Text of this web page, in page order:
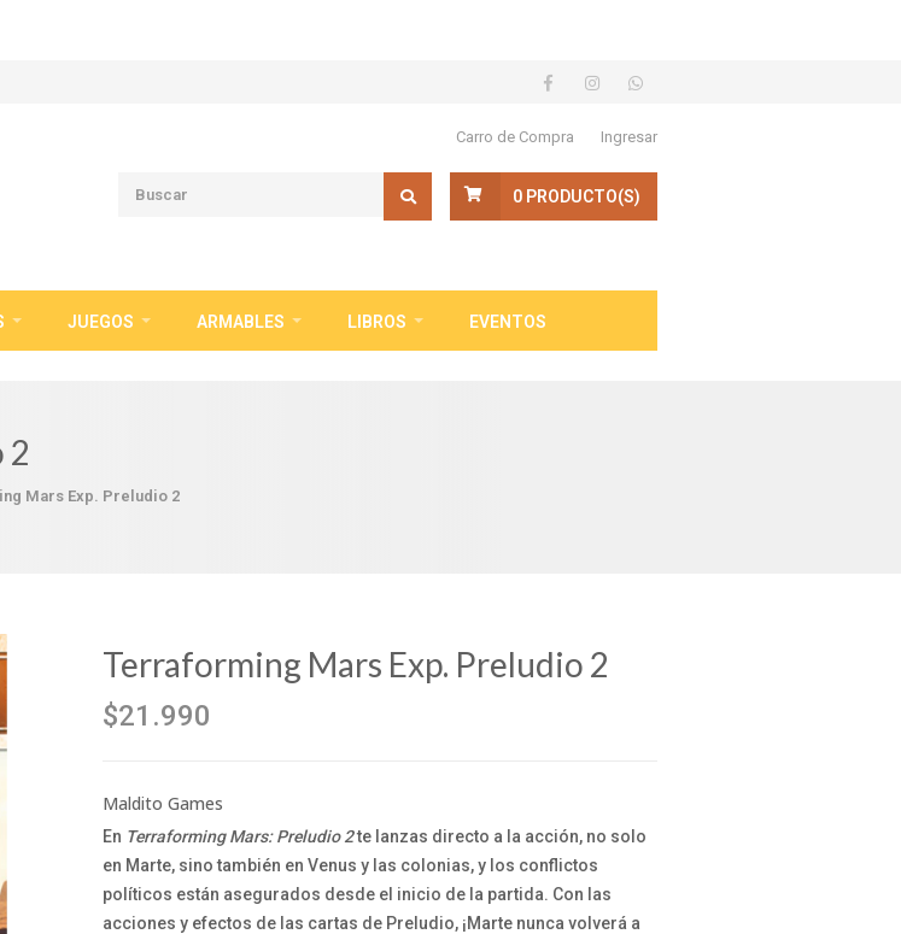
Carro de Compra Ingresar
0 PRODUCTO(S)
JUEGOS ARMABLES LIBROS EVENTOS
2
Mars Exp. Preludio 2
Terraforming Mars Exp. Preludio 2
$21.990
Maldito Games
En Terraforming Mars: Preludio 2te lanzas directo a la acción, no solo
en Marte, sino también en Venus y las colonias, y los conflictos
políticos están asegurados desde el inicio de la partida. Con las
acciones y efectos de las cartas de Preludio, ¡Marte nunca volverá a